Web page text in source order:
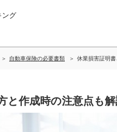
ング
自動車保険の必要書類 休業損害証明
と作成時の注意点も